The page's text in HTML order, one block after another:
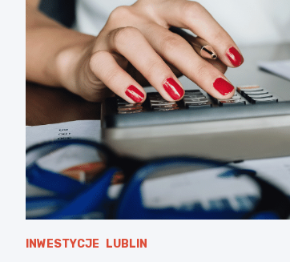
INWESTYCJE LUBLIN